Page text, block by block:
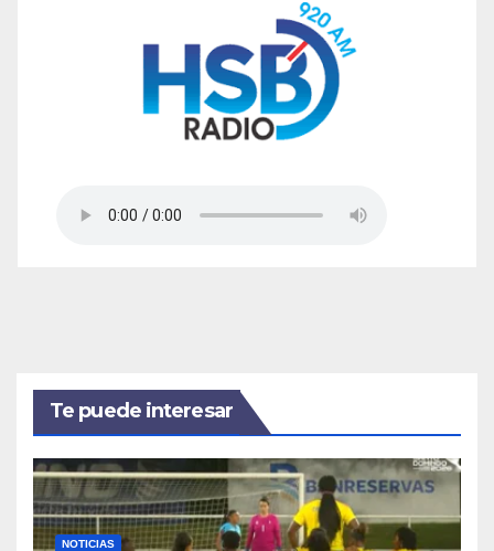
Te puede interesar
NOTICIAS